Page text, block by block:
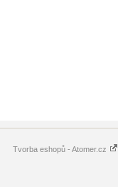
Tvorba eshopů - Atomer.cz